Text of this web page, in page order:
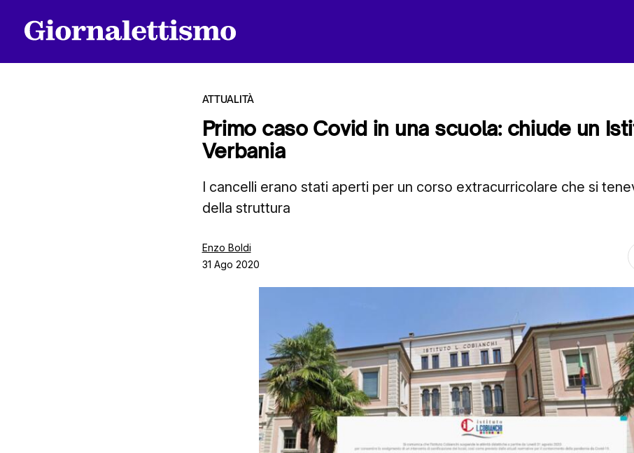
ATTUALITÀ
Primo caso Covid in una scuola: chiude un
Verbania
I cancelli erano stati aperti per un corso extracurricolare che si
della struttura
Enzo Boldi
31 Ago 2020